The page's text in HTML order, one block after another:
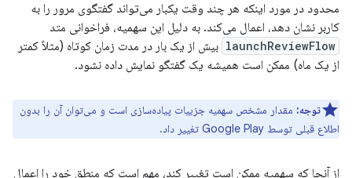
محدود در مورد اینکه هر چند وقت یکبار می‌تواند گفتگوی مرور را به
کاربر نشان دهد، اعمال می‌کند. به دلیل این سهمیه، فراخوانی متد
launchReviewFlow بیش از یک بار در مدت زمان کوتاه (مثلاً کمتر
از یک ماه) ممکن است همیشه یک گفتگو نمایش داده نشود.
توجه: مقدار مشخص سهمیه جزییات پیاده‌سازی است و می‌توان آن را بدون
اطلاع قبلی توسط Google Play تغییر داد.
از آنجا که سهمیه ممکن است تغییر کند، مهم است که منطق خود را اعمال